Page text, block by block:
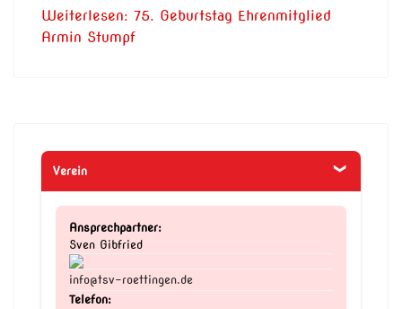
Weiterlesen: 75. Geburtstag Ehrenmitglied
Armin Stumpf
Verein
Ansprechpartner:
Sven Gibfried
info@tsv-roettingen.de
Telefon: